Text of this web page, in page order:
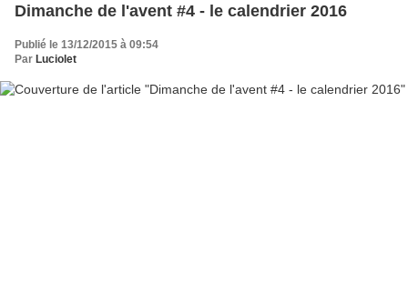
Dimanche de l'avent #4 - le calendrier 2016
Publié le 13/12/2015 à 09:54
Par Luciolet